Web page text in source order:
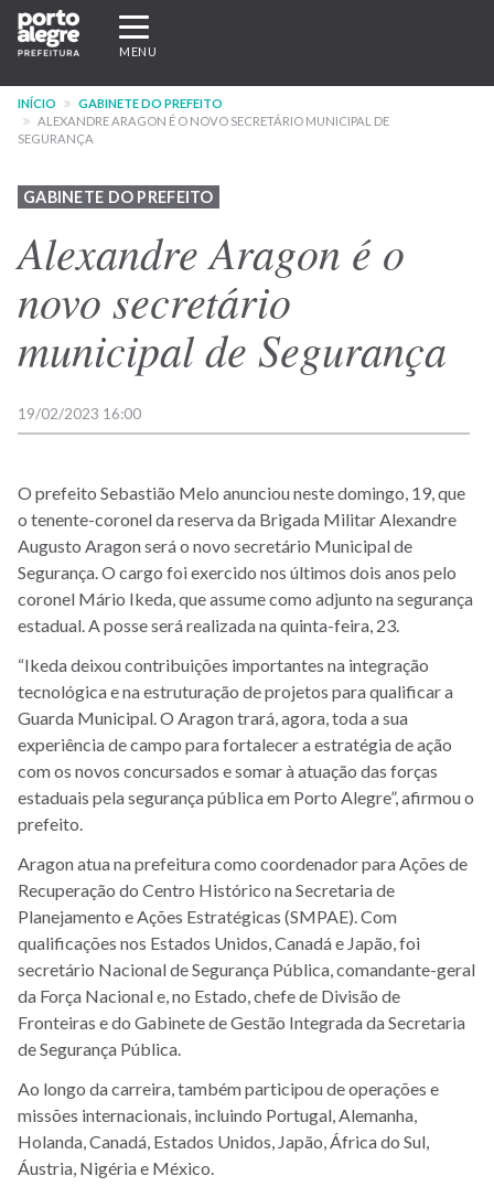
Pular
para
conteúdo
principal
Expandir/recolher
navegação
MENU
INÍCIO
GABINETE DO PREFEITO
ALEXANDRE ARAGON É O NOVO SECRETÁRIO MUNICIPAL DE
SEGURANÇA
GABINETE DO PREFEITO
Alexandre Aragon é o
novo secretário
municipal de Segurança
19/02/2023 16:00
O prefeito Sebastião Melo anunciou neste domingo, 19, que
o tenente-coronel da reserva da Brigada Militar Alexandre
Augusto Aragon será o novo secretário Municipal de
Segurança. O cargo foi exercido nos últimos dois anos pelo
coronel Mário Ikeda, que assume como adjunto na segurança
estadual. A posse será realizada na quinta-feira, 23.
“Ikeda deixou contribuições importantes na integração
tecnológica e na estruturação de projetos para qualificar a
Guarda Municipal. O Aragon trará, agora, toda a sua
experiência de campo para fortalecer a estratégia de ação
com os novos concursados e somar à atuação das forças
estaduais pela segurança pública em Porto Alegre”, afirmou o
prefeito.
Aragon atua na prefeitura como coordenador para Ações de
Recuperação do Centro Histórico na Secretaria de
Planejamento e Ações Estratégicas (SMPAE). Com
qualificações nos Estados Unidos, Canadá e Japão, foi
secretário Nacional de Segurança Pública, comandante-geral
da Força Nacional e, no Estado, chefe de Divisão de
Fronteiras e do Gabinete de Gestão Integrada da Secretaria
de Segurança Pública.
Ao longo da carreira, também participou de operações e
missões internacionais, incluindo Portugal, Alemanha,
Holanda, Canadá, Estados Unidos, Japão, África do Sul,
Áustria, Nigéria e México.